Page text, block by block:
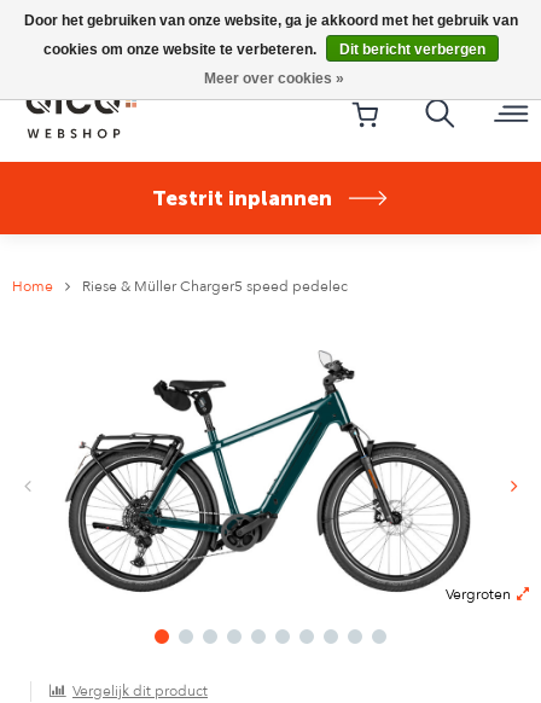
Riese & Müller Nevo5 Silent Core nu direct uit voorraad
leverbaar!
Testrit inplannen
Home Riese & Müller Charger5 speed pedelec
Vergroten
Vergelijk dit product
Door het gebruiken van onze website, ga je akkoord met het gebruik van
cookies om onze website te verbeteren.
Dit bericht verbergen
Meer over cookies »